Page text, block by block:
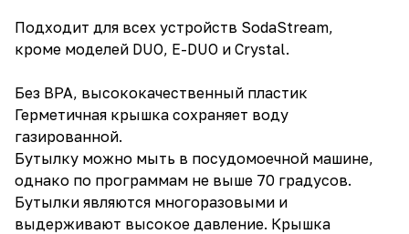
Подходит для всех устройств SodaStream,
кроме моделей DUO, E-DUO и Crystal.
Без BPA, высококачественный пластик
Герметичная крышка сохраняет воду
газированной.
Бутылку можно мыть в посудомоечной машине,
однако по программам не выше 70 градусов.
Бутылки являются многоразовыми и
выдерживают высокое давление. Крышка